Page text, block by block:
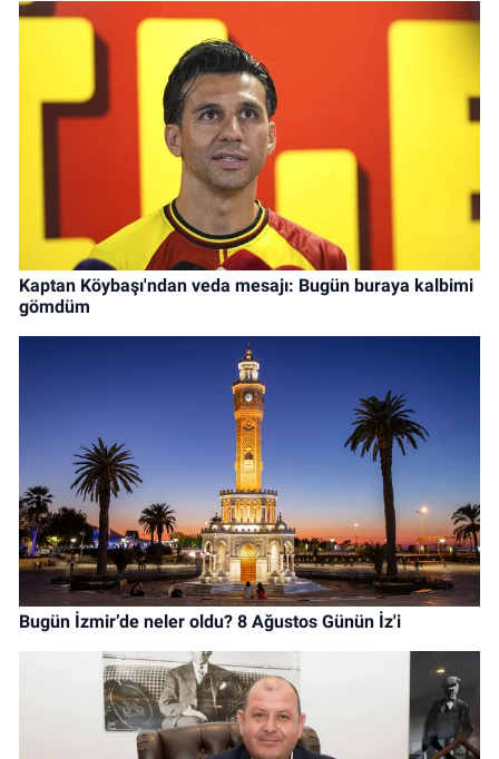
Kaptan Köybaşı'ndan veda mesajı: Bugün buraya kalbimi
gömdüm
Bugün İzmir’de neler oldu? 8 Ağustos Günün İz'i